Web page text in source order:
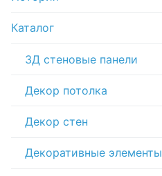
Каталог
3Д стеновые панели
Декор потолка
Декор стен
Декоративные элементы